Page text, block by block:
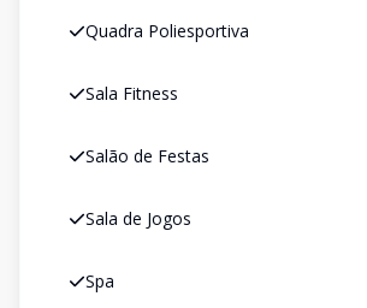
Quadra Poliesportiva
Sala Fitness
Salão de Festas
Sala de Jogos
Spa